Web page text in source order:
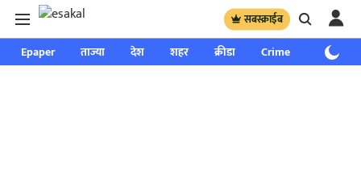
सबस्क्राईब
Epaper ताज्या देश शहर क्रीडा Crime साप्ताहिक